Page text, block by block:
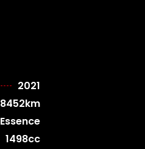
2021
Essence
1498cc